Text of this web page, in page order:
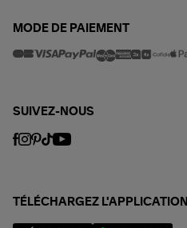
MODE DE PAIEMENT
SUIVEZ-NOUS
TÉLÉCHARGEZ L'APPLICATION